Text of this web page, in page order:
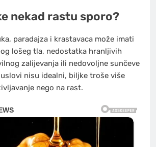
nekad rastu sporo?
paradajza i krastavaca može imati
lošeg tla, nedostatka hranljivih
zalijevanja ili nedovoljne sunčeve
nisu idealni, biljke troše više
nego na rast.